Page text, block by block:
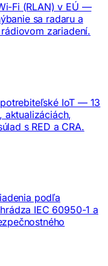
Fi (RLAN) v EÚ —
sa radaru a
zariadení.
IoT — 13
aktualizáciách,
s RED a CRA.
podľa
IEC 60950-1 a